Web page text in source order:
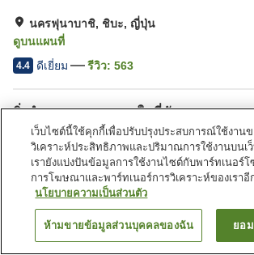
นครฟุนาบาชิ, ชิบะ, ญี่ปุ่น
ดูบนแผนที่
4.4 ดีเยี่ยม รีวิว: 563
สิ่งอำนวยความสะดวกในที่พัก
ร้านอาหาร
ตู้จำหน่ายอั
บริการซักผ้า (มีค่าบริการ)
บริการโทรป
หน้าแรก ญี่ปุ่น ชิบะ
JR-East Hotel Mets Funabashi
ค้นหาห้องพัก
เว็บไซต์นี้ใช้คุกกี้เพื่อปรับปรุงประสบการณ์ใช้งาน
วิเคราะห์ประสิทธิภาพและปริมาณการใช้งานบนเว็
เรายังแบ่งปันข้อมูลการใช้งานไซต์กับพาร์ทเนอร์โ
การโฆษณาและพาร์ทเนอร์การวิเคราะห์ของเราอี
นโยบายความเป็นส่วนตัว
ห้ามขายข้อมูลส่วนบุคคลของฉัน ยอ